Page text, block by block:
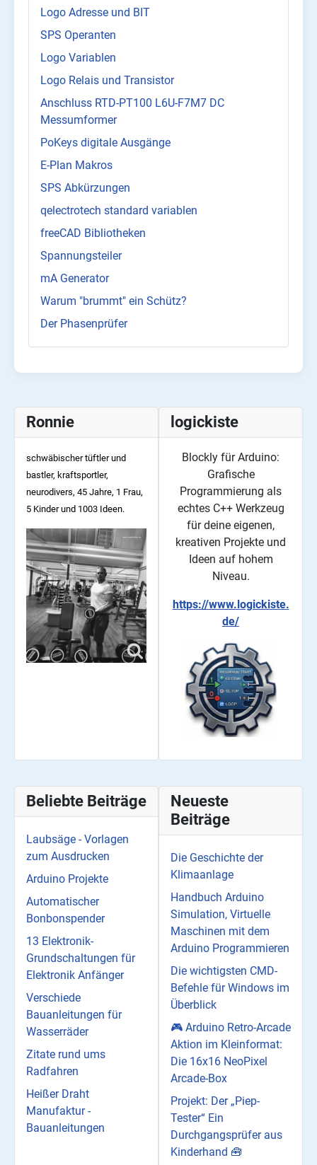
Logo Adresse und BIT
SPS Operanten
Logo Variablen
Logo Relais und Transistor
Anschluss RTD-PT100 L6U-F7M7 DC
Messumformer
PoKeys digitale Ausgänge
E-Plan Makros
SPS Abkürzungen
qelectrotech standard variablen
freeCAD Bibliotheken
Spannungsteiler
mA Generator
Warum "brummt" ein Schütz?
Der Phasenprüfer
Ronnie
schwäbischer tüftler und
bastler, kraftsportler,
neurodivers, 45 Jahre, 1 Frau,
5 Kinder und 1003 Ideen.
logickiste
Blockly für Arduino:
Grafische
Programmierung als
echtes C++ Werkzeug
für deine eigenen,
kreativen Projekte und
Ideen auf hohem
Niveau.
https://www.logickiste.
de/
Beliebte Beiträge
Laubsäge - Vorlagen
zum Ausdrucken
Arduino Projekte
Automatischer
Bonbonspender
13 Elektronik-
Grundschaltungen für
Elektronik Anfänger
Verschiede
Bauanleitungen für
Wasserräder
Zitate rund ums
Radfahren
Heißer Draht
Manufaktur -
Bauanleitungen
Neueste
Beiträge
Die Geschichte der
Klimaanlage
Handbuch Arduino
Simulation, Virtuelle
Maschinen mit dem
Arduino Programmieren
Die wichtigsten CMD-
Befehle für Windows im
Überblick
🎮 Arduino Retro-Arcade
Aktion im Kleinformat:
Die 16x16 NeoPixel
Arcade-Box
Projekt: Der „Piep-
Tester“ Ein
Durchgangsprüfer aus
Kinderhand 🧰